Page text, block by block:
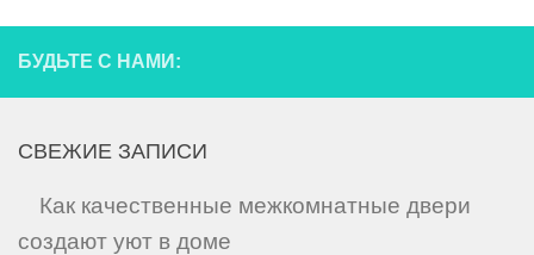
БУДЬТЕ С НАМИ:
СВЕЖИЕ ЗАПИСИ
Как качественные межкомнатные двери
создают уют в доме